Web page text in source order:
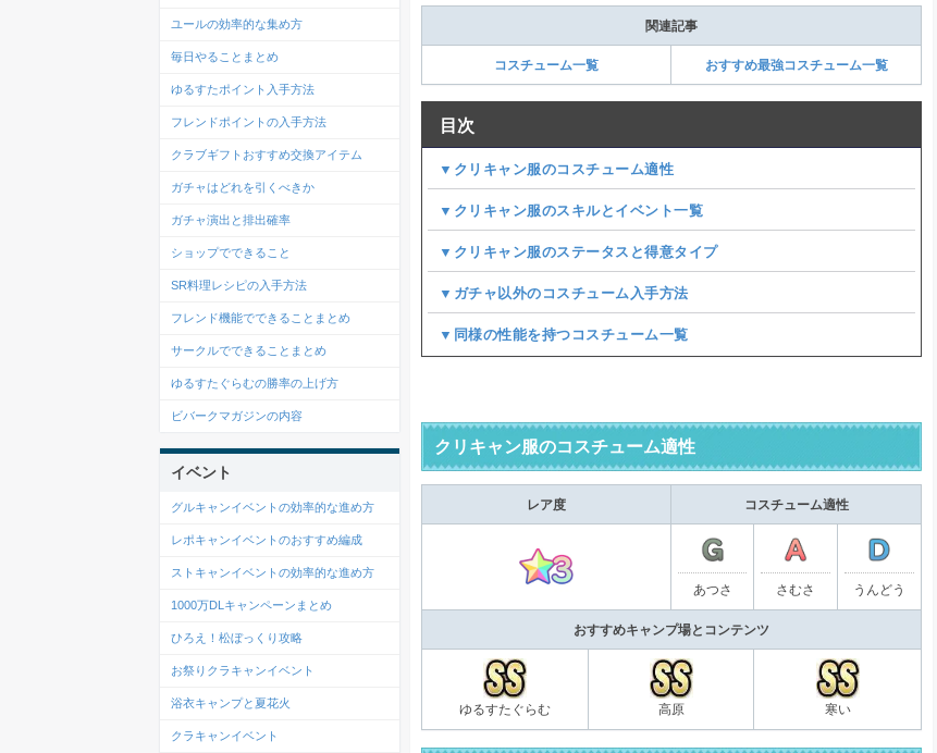
関連記事
コスチューム一覧 おすすめ最強コスチューム一覧
目次
▼クリキャン服のコスチューム適性
▼クリキャン服のスキルとイベント一覧
▼クリキャン服のステータスと得意タイプ
▼ガチャ以外のコスチューム入手方法
▼同様の性能を持つコスチューム一覧
クリキャン服のコスチューム適性
レア度 コスチューム適性
あつさ さむさ うんどう
おすすめキャンプ場とコンテンツ
ゆるすたぐらむ 高原 寒い
ユールの効率的な集め方
毎日やることまとめ
ゆるすたポイント入手方法
フレンドポイントの入手方法
クラブギフトおすすめ交換アイテム
ガチャはどれを引くべきか
ガチャ演出と排出確率
ショップでできること
SR料理レシピの入手方法
フレンド機能でできることまとめ
サークルでできることまとめ
ゆるすたぐらむの勝率の上げ方
ビバークマガジンの内容
イベント
グルキャンイベントの効率的な進め方
レポキャンイベントのおすすめ編成
ストキャンイベントの効率的な進め方
1000万DLキャンペーンまとめ
ひろえ！松ぼっくり攻略
お祭りクラキャンイベント
浴衣キャンプと夏花火
クラキャンイベント